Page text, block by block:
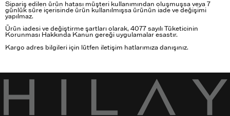
Sipariş edilen ürün hatası müşteri kullanımından oluşmuşsa veya 7
günlük süre içerisinde ürün kullanılmışsa ürünün iade ve değişimi
yapılmaz.
Ürün iadesi ve değiştirme şartları olarak, 4077 sayılı Tüketicinin
Korunması Hakkında Kanun gereği uygulamalar esastır.
Kargo adres bilgileri için lütfen iletişim hatlarımıza danışınız.